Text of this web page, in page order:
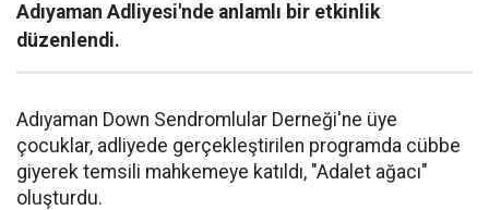
Adıyaman Adliyesi'nde anlamlı bir etkinlik
düzenlendi.
Adıyaman Down Sendromlular Derneği'ne üye
çocuklar, adliyede gerçekleştirilen programda cübbe
giyerek temsili mahkemeye katıldı, "Adalet ağacı"
oluşturdu.